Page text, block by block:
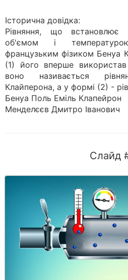
Історична довідка:
Рівняння, що
об'ємом і
французьким фізиком Бенуа
(1) його вперше
воно називається
Клайперона, а у формі (2) -
Бенуа Поль Еміль Клапейрон
Менделєєв Дмитро Іванович
Слайд